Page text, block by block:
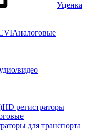
Уценка
Аналоговые
видео
HD регистраторы
для транспорта